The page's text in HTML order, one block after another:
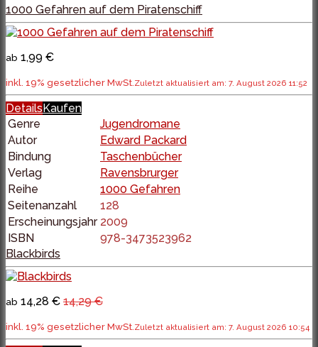
1000 Gefahren auf dem Piratenschiff
ab 1,99 €
inkl. 19% gesetzlicher MwSt.Zuletzt aktualisiert am: 7. August 2026 11:52
Details Kaufen
Genre
Jugendromane
Autor
Edward Packard
Bindung
Taschenbücher
Verlag
Ravensbrurger
Reihe
1000 Gefahren
Seitenanzahl
128
Erscheinungsjahr 2009
ISBN
978-3473523962
Blackbirds
ab 14,28 € 14,29 €
inkl. 19% gesetzlicher MwSt.Zuletzt aktualisiert am: 7. August 2026 10:54